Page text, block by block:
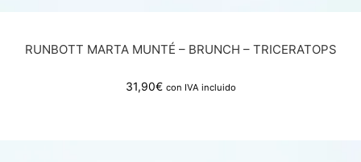
RUNBOTT MARTA MUNTÉ – BRUNCH – TRICERATOPS
31,90€ con IVA incluido